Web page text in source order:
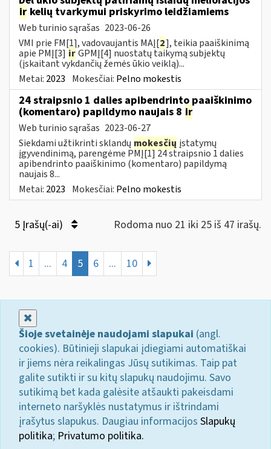
ir kelių tvarkymui priskyrimo leidžiamiems
Web turinio sąrašas 2023-06-26
VMI prie FM[1], vadovaujantis MAĮ[2], teikia paaiškinimą
apie PMĮ[3]irGPMĮ[4] nuostatų taikymą subjektų
(įskaitant vykdančių žemės ūkio veiklą)...
Metai: 2023 Mokesčiai: Pelno mokestis
24 straipsnio 1 dalies apibendrinto paaiškinimo
(komentaro) papildymo naujais 8 ir
Web turinio sąrašas 2023-06-27
Siekdami užtikrinti sklandų mokesčių įstatymų
įgyvendinimą, parengėme PMĮ[1] 24 straipsnio 1 dalies
apibendrinto paaiškinimo (komentaro) papildymą
naujais 8...
Metai: 2023 Mokesčiai: Pelno mokestis
5 Įrašų(-ai) Rodoma nuo 21 iki 25 iš 47 irašų.
1 ... 4 5 6 ... 10
Šioje svetainėje naudojami slapukai (angl.
cookies). Būtinieji slapukai įdiegiami automatiškai
ir jiems nėra reikalingas Jūsų sutikimas. Taip pat
galite sutikti ir su kitų slapukų naudojimu. Savo
sutikimą bet kada galėsite atšaukti pakeisdami
interneto naršyklės nustatymus ir ištrindami
įrašytus slapukus. Daugiau informacijos Slapukų
politika; Privatumo politika.